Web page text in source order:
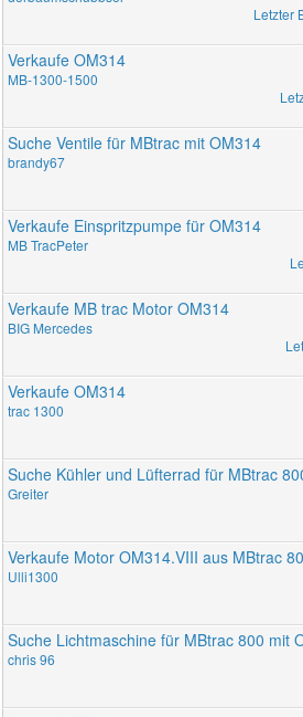
Letzter
Verkaufe OM314
MB-1300-1500
Suche Ventile für MBtrac mit OM314
brandy67
Verkaufe Einspritzpumpe für OM314
MB TracPeter
Verkaufe MB trac Motor OM314
BIG Mercedes
Verkaufe OM314
trac 1300
Suche Kühler und Lüfterrad für MBtrac
Greiter
Verkaufe Motor OM314.VIII aus MBtrac
Ulli1300
Suche Lichtmaschine für MBtrac 800 mit
chris 96